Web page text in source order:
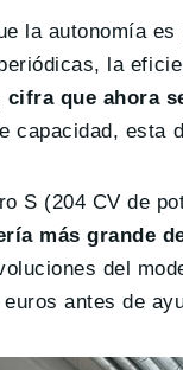
la autonomía
la
cifra que ahora
capacidad, esta
S (204 CV de
más grande
del
antes de